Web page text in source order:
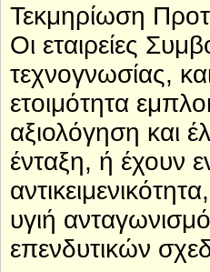
Τεκμηρίωση
Οι εταιρείες
τεχνογνωσίας,
ετοιμότητα
αξιολόγηση και
ένταξη, ή έχουν
υγιή
επενδυτικών